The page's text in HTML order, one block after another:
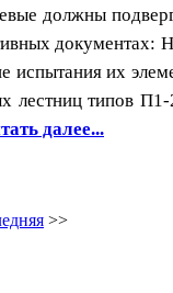
должны
их
лестниц типов
далее...
>>